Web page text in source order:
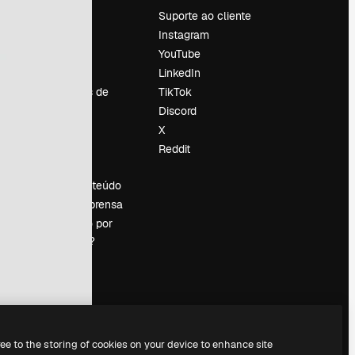
Tendências de
Vender conteúdo
Sala de imprensa
Procurando por
magnific.ai?
Suporte ao cliente
Instagram
YouTube
LinkedIn
TikTok
Discord
X
Reddit
to the storing of cookies on your device to enhance site